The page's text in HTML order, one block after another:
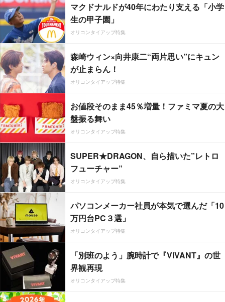
マクドナルドが40年にわたり支える「小学
生の甲子園」
オリコンタイアップ特集
森崎ウィン×向井康二“両片思い”にキュン
が止まらん！
オリコンタイアップ特集
お値段そのまま45％増量！ファミマ夏の大
盤振る舞い
オリコンタイアップ特集
SUPER★DRAGON、自ら描いた”レトロ
フューチャー”
オリコンタイアップ特集
パソコンメーカー社員が本気で選んだ「10
万円台PC３選」
オリコンタイアップ特集
「別班のよう」腕時計で『VIVANT』の世
界観再現
オリコンタイアップ特集